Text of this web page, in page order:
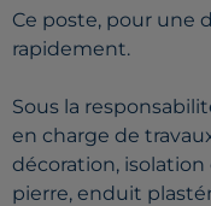
Ce poste, pour une
rapidement.
Sous la
en charge de
décoration,
pierre, enduit